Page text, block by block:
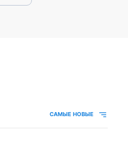
САМЫЕ НОВЫЕ